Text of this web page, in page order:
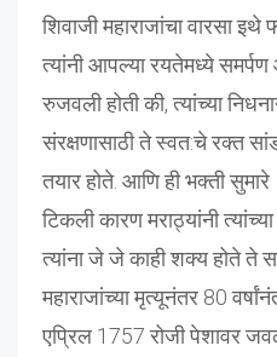
शिवाजी महाराजांचा वारसा इथे
त्यांनी आपल्या रयतेमध्ये
रुजवली होती की, त्यांच्या
संरक्षणासाठी ते स्वत:चे रक्त
तयार होते. आणि ही भक्ती
टिकली कारण मराठ्यांनी
त्यांना जे जे काही शक्य होते ते
महाराजांच्या मृत्यूनंतर 80
एप्रिल 1757 रोजी पेशावर